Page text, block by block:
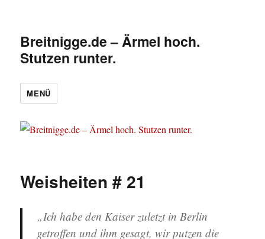
Breitnigge.de – Ärmel hoch.
Stutzen runter.
MENÜ
Weisheiten # 21
„Ich habe den Kaiser zuletzt in Berlin
getroffen und ihm gesagt, wir putzen die